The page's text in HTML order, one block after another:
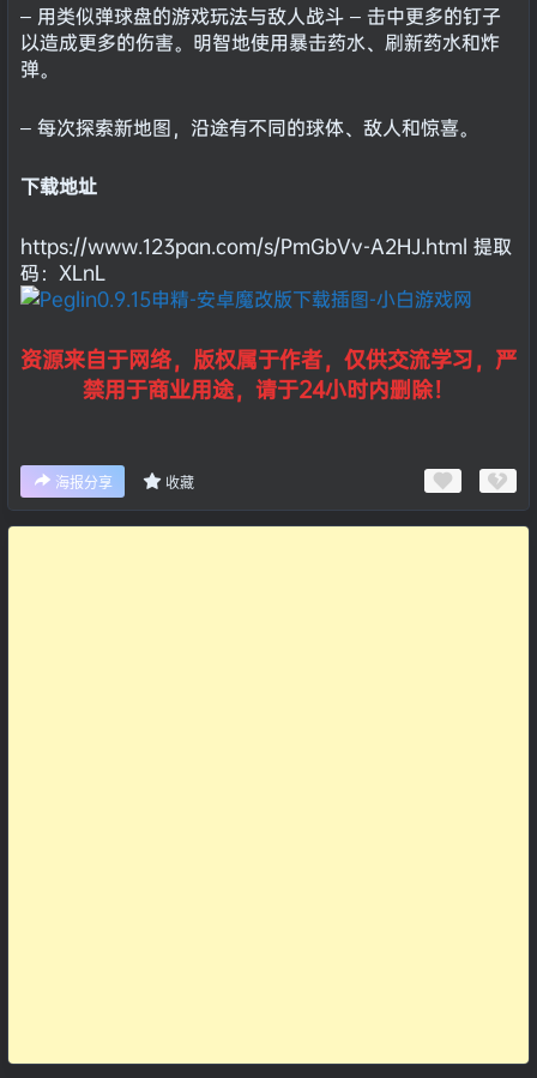
– 用类似弹球盘的游戏玩法与敌人战斗 – 击中更多的钉子
以造成更多的伤害。明智地使用暴击药水、刷新药水和炸
弹。
– 每次探索新地图，沿途有不同的球体、敌人和惊喜。
下载地址
https://www.123pan.com/s/PmGbVv-A2HJ.html 提取
码：XLnL
资源来自于网络，版权属于作者，仅供交流学习，严
禁用于商业用途，请于24小时内删除！
海报分享 收藏